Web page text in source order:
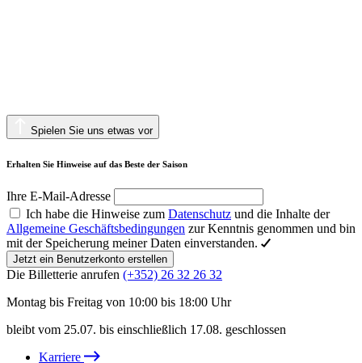
Spielen Sie uns etwas vor
Erhalten Sie Hinweise auf das Beste der Saison
Ihre E-Mail-Adresse
Ich habe die Hinweise zum Datenschutz und die Inhalte der
Allgemeine Geschäftsbedingungen zur Kenntnis genommen und bin
mit der Speicherung meiner Daten einverstanden.
Jetzt ein Benutzerkonto erstellen
Die Billetterie anrufen (+352) 26 32 26 32
Montag bis Freitag von 10:00 bis 18:00 Uhr
bleibt vom 25.07. bis einschließlich 17.08. geschlossen
Karriere